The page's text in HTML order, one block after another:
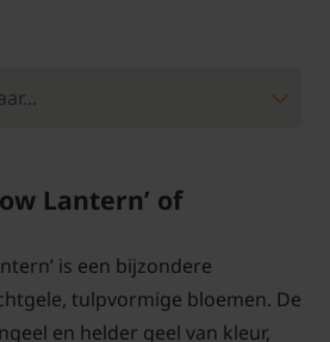
Lantern’ of
is een bijzondere
tulpvormige bloemen. De
en helder geel van kleur,